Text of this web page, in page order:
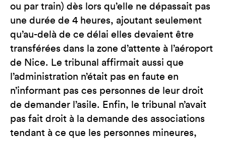
ou par train) dès lors qu’elle ne dépassait pas
une durée de 4 heures, ajoutant seulement
qu’au-delà de ce délai elles devaient être
transférées dans la zone d’attente à l’aéroport
de Nice. Le tribunal affirmait aussi que
l’administration n’était pas en faute en
n’informant pas ces personnes de leur droit
de demander l’asile. Enfin, le tribunal n’avait
pas fait droit à la demande des associations
tendant à ce que les personnes mineures,